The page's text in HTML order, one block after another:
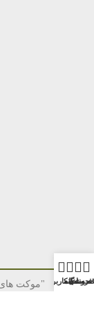
"موکت های مندی
فروشگاه
خانه
حساب کاربری من